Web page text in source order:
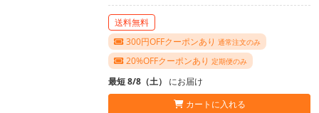
送料無料
300円OFFクーポンあり 通常注文のみ
20%OFFクーポンあり 定期便のみ
最短 8/8（土） にお届け
カートに入れる